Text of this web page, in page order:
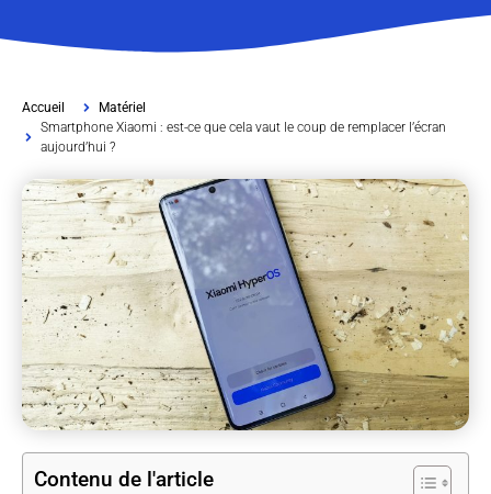
Accueil
Matériel
Smartphone Xiaomi : est-ce que cela vaut le coup de remplacer l’écran
aujourd’hui ?
Contenu de l'article